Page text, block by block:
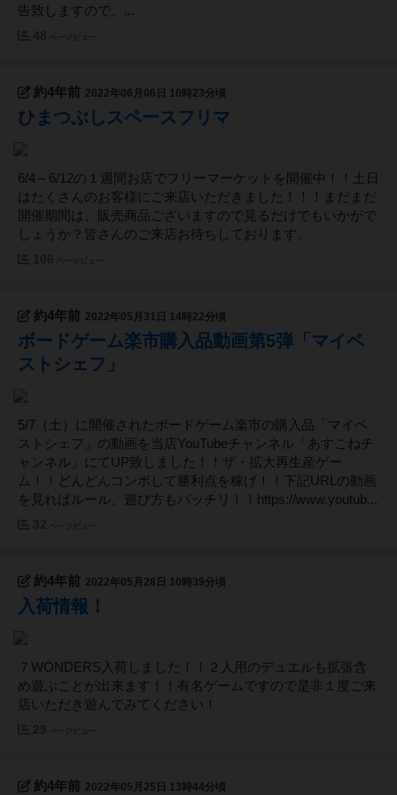
告致しますので、...
約4年前 2022年06月06日 10時23分頃
ひまつぶしスペースフリマ
6/4～6/12の１週間お店でフリーマーケットを開催中！！土日
はたくさんのお客様にご来店いただきました！！！まだまだ
開催期間は、販売商品ございますので見るだけでもいかがで
しょうか？皆さんのご来店お待ちしております。
約4年前 2022年05月31日 14時22分頃
ボードゲーム楽市購入品動画第5弾「マイベ
ストシェフ」
5/7（土）に開催されたボードゲーム楽市の購入品「マイベ
ストシェフ」の動画を当店YouTubeチャンネル「あすこねチ
ャンネル」にてUP致しました！！ザ・拡大再生産ゲー
ム！！どんどんコンボして勝利点を稼げ！！下記URLの動画
を見ればルール、遊び方もバッチリ！！https://www.youtub...
約4年前 2022年05月28日 10時39分頃
入荷情報！
７WONDERS入荷しました！！２人用のデュエルも拡張含
め遊ぶことが出来ます！！有名ゲームですので是非１度ご来
店いただき遊んでみてください！
約4年前 2022年05月25日 13時44分頃